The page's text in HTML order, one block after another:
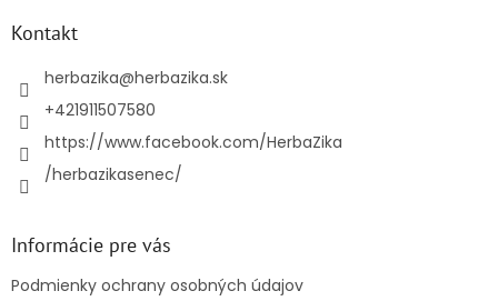
Kontakt
herbazika@herbazika.sk
+421911507580
https://www.facebook.com/HerbaZika
/herbazikasenec/
Informácie pre vás
Podmienky ochrany osobných údajov